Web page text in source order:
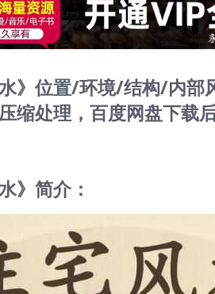
》位置/环境/结构/内
缩处理，百度网盘下载
》简介：